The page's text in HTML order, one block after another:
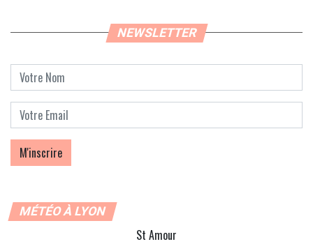
NEWSLETTER
MÉTÉO À LYON
St Amour